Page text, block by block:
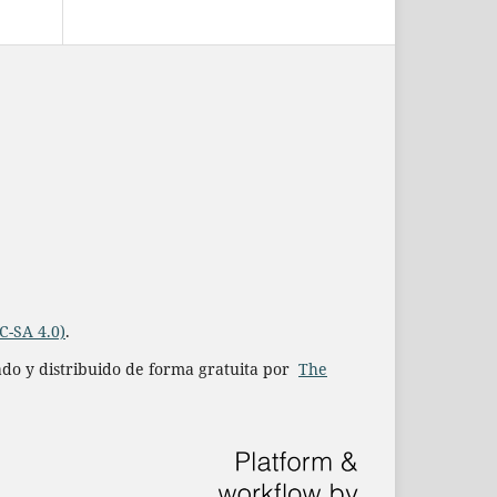
SA 4.0).
y distribuido de forma gratuita por The